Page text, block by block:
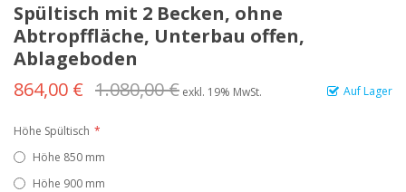
Spültisch mit 2 Becken, ohne
Abtropffläche, Unterbau offen,
Ablageboden
Auf Lager
864,00 € 1.080,00 € exkl. 19% MwSt.
Höhe Spültisch
Höhe 850 mm
Höhe 900 mm